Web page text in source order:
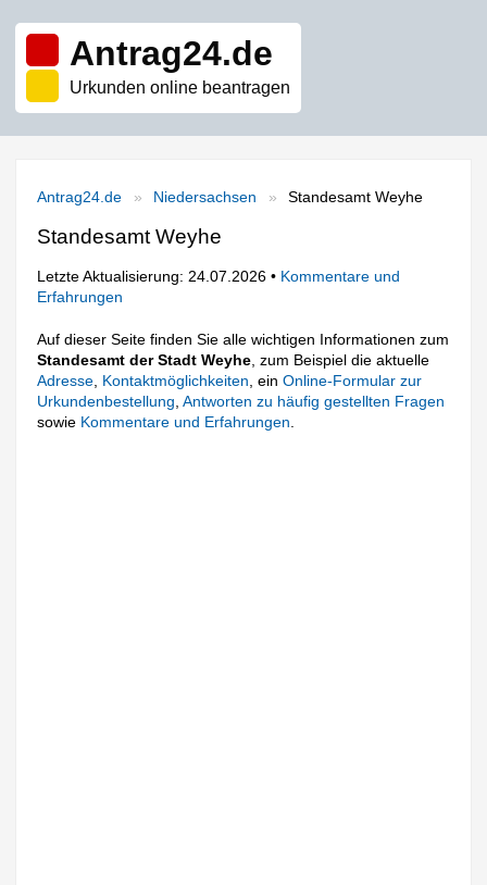
Antrag24.de
Urkunden online beantragen
Antrag24.de Niedersachsen Standesamt Weyhe
Standesamt Weyhe
Letzte Aktualisierung: 24.07.2026 • Kommentare und
Erfahrungen
Auf dieser Seite finden Sie alle wichtigen Informationen zum
Standesamt der Stadt Weyhe , zum Beispiel die aktuelle
Adresse Kontaktmöglichkeiten , einOnline-Formular zur
Urkundenbestellung ,Antworten zu häufig gestellten Fragen
sowie Kommentare und Erfahrungen